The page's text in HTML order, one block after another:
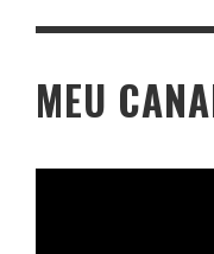
MEU